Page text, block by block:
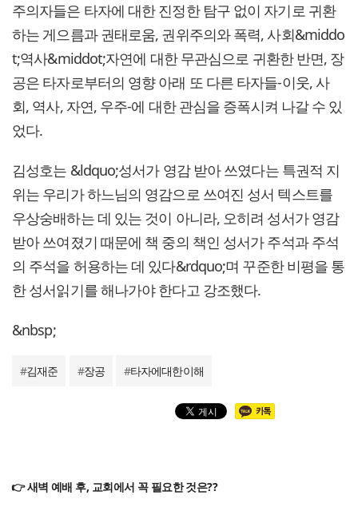
주의자들은 타자에 대한 진정한 탐구 없이 자기로 귀환
하는 게으름과 권태로움, 권위주의와 폭력, 사회&middo
t;역사&middot;자연에 대한 무관심으로 귀환한 반면, 장
공은 타자로부터의 영향 아래 또 다른 타자들-이웃, 사
회, 역사, 자연, 우주-에 대한 관심을 증폭시켜 나갈 수 있
었다.
김성호는 &ldquo;성서가 영감 받아 쓰였다는 특권적 지
위는 우리가 하느님의 영감으로 쓰여진 성서 텍스트를
우상숭배하는 데 있는 것이 아니라, 오히려 성서가 영감
받아 쓰여졌기 때문에 책 중의 책인 성서가 주석과 주석
의 주석을 허용하는 데 있다&rdquo;며 꾸준한 비평을 통
한 성서읽기를 해나가야 한다고 강조했다.
&nbsp;
#김재준 #장공 #타자에대한이해
👉 새벽 예배 후, 교회에서 꼭 필요한 것은??